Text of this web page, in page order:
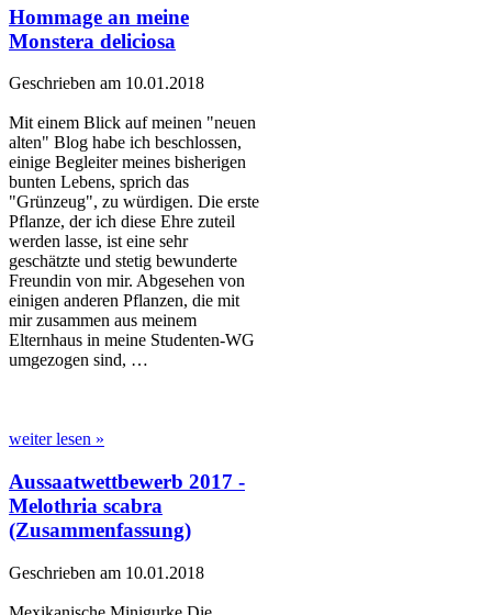
Hommage an meine
Monstera deliciosa
Geschrieben am 10.01.2018
Mit einem Blick auf meinen "neuen
alten" Blog habe ich beschlossen,
einige Begleiter meines bisherigen
bunten Lebens, sprich das
"Grünzeug", zu würdigen. Die erste
Pflanze, der ich diese Ehre zuteil
werden lasse, ist eine sehr
geschätzte und stetig bewunderte
Freundin von mir. Abgesehen von
einigen anderen Pflanzen, die mit
mir zusammen aus meinem
Elternhaus in meine Studenten-WG
umgezogen sind, …
weiter lesen »
Aussaatwettbewerb 2017 -
Melothria scabra
(Zusammenfassung)
Geschrieben am 10.01.2018